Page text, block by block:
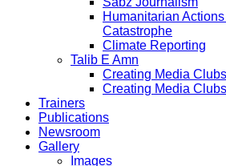
Humanitarian
Catastrophe
Climate Reporting
Talib E Amn
Creating Media
Creating Media
Trainers
Publications
Newsroom
Gallery
Images